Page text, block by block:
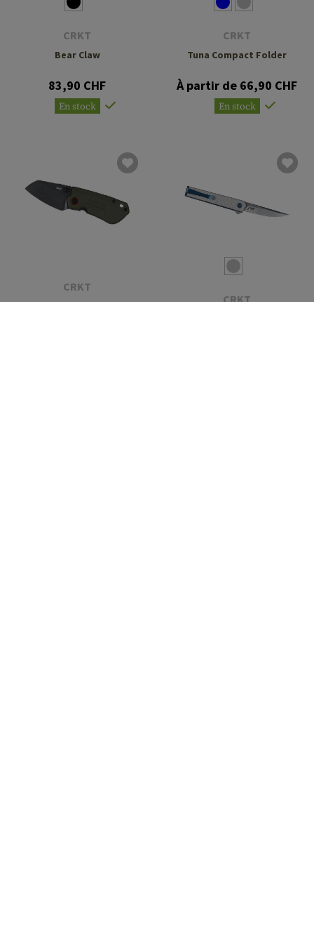
CRKT
Bear Claw
83,90 CHF
En stock
CRKT
Tuna Compact Folder
À partir de 66,90 CHF
En stock
CRKT
Overland Compact Folder CRKT